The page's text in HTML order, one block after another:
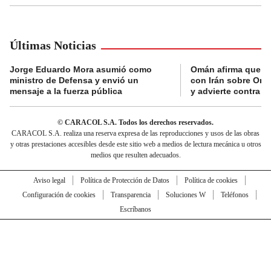
Últimas Noticias
Jorge Eduardo Mora asumió como
ministro de Defensa y envió un
mensaje a la fuerza pública
Omán afirma que
con Irán sobre
y advierte contra
© CARACOL S.A. Todos los derechos reservados.
CARACOL S.A. realiza una reserva expresa de las reproducciones y usos de las obras
y otras prestaciones accesibles desde este sitio web a medios de lectura mecánica u otros
medios que resulten adecuados.
Aviso legal Política de Protección de Datos
Política de cookies
Configuración de cookies
Transparencia Soluciones W
Teléfonos
Escríbanos